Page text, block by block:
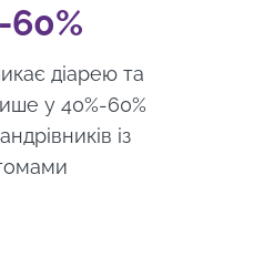
60%
діарею та
у 40%-60%
із